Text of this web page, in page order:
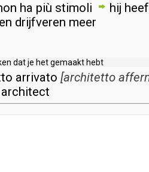
ha più stimoli hij
drijfveren meer
datje hetgemaakt hebt
arrivato [architetto
architect